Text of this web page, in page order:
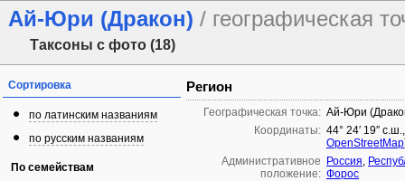
Ай-Юри (Дракон) / географическая
Таксоны с фото (18)
Сортировка
по латинским названиям
по русским названиям
По семействам
Регион
Географическая точка: Ай-Юри
Координаты: 44° 24′ 19″
OpenStreetMap
Административное
положение:
Россия,
Форос